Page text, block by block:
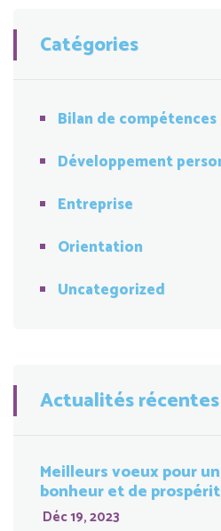
Catégories
Bilan de compétences
Développement
Entreprise
Orientation
Uncategorized
Actualités récentes
Meilleurs voeux pour
bonheur et de
Déc 19, 2023